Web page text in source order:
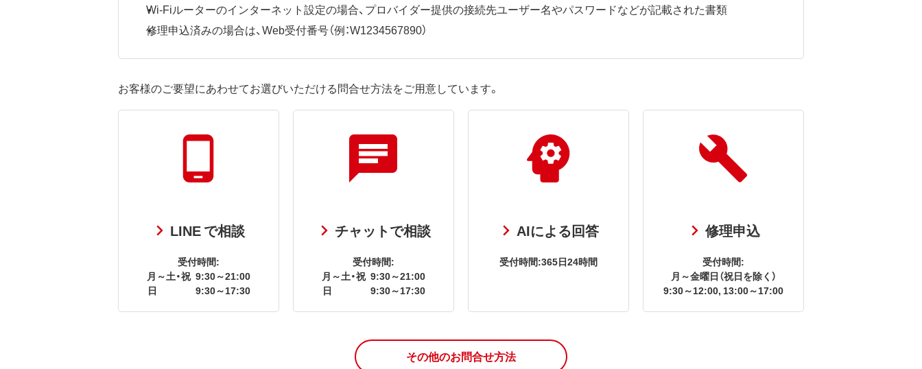
Wi-Fiルーターのインターネット設定の場合、プロバイダー提供の接続先ユーザー名やパスワードなどが記載された書類
修理申込済みの場合は、Web受付番号（例：W1234567890）
お客様のご要望にあわせてお選びいただける問合せ方法をご用意しています。
LINE で相談
受付時間:
月～土・祝 9:30～21:00
日
9:30～17:30
チャットで相談
受付時間:
月～土・祝 9:30～21:00
日
9:30～17:30
AIによる回答
受付時間:365日24時間
修理申込
受付時間:
月～金曜日（祝日を除く）
9:30～12:00, 13:00～17:00
その他のお問合せ方法